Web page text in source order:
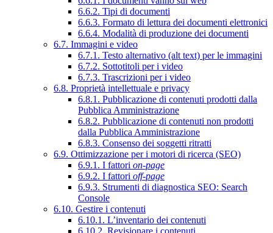
6.6.2. Tipi di documenti
6.6.3. Formato di lettura dei documenti elettronici
6.6.4. Modalità di produzione dei documenti
6.7. Immagini e video
6.7.1. Testo alternativo (alt text) per le immagini
6.7.2. Sottotitoli per i video
6.7.3. Trascrizioni per i video
6.8. Proprietà intellettuale e privacy
6.8.1. Pubblicazione di contenuti prodotti dalla
Pubblica Amministrazione
6.8.2. Pubblicazione di contenuti non prodotti
dalla Pubblica Amministrazione
6.8.3. Consenso dei soggetti ritratti
6.9. Ottimizzazione per i motori di ricerca (SEO)
6.9.1. I fattori on-page
6.9.2. I fattori off-page
6.9.3. Strumenti di diagnostica SEO: Search
Console
6.10. Gestire i contenuti
6.10.1. L’inventario dei contenuti
6.10.2. Revisionare i contenuti